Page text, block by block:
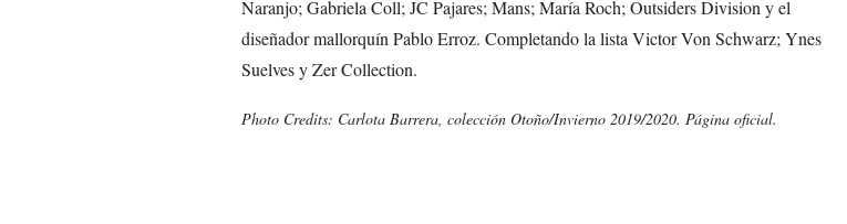
Naranjo; Gabriela Coll; JC Pajares; Mans; María Roch; Outsiders Division y el
diseñador mallorquín Pablo Erroz. Completando la lista Victor Von Schwarz; Ynes
Suelves y Zer Collection.
Photo Credits: Carlota Barrera, colección Otoño/Invierno 2019/2020. Página oficial.